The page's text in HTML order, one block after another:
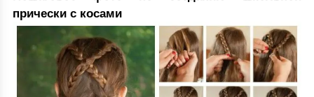
прически с косами